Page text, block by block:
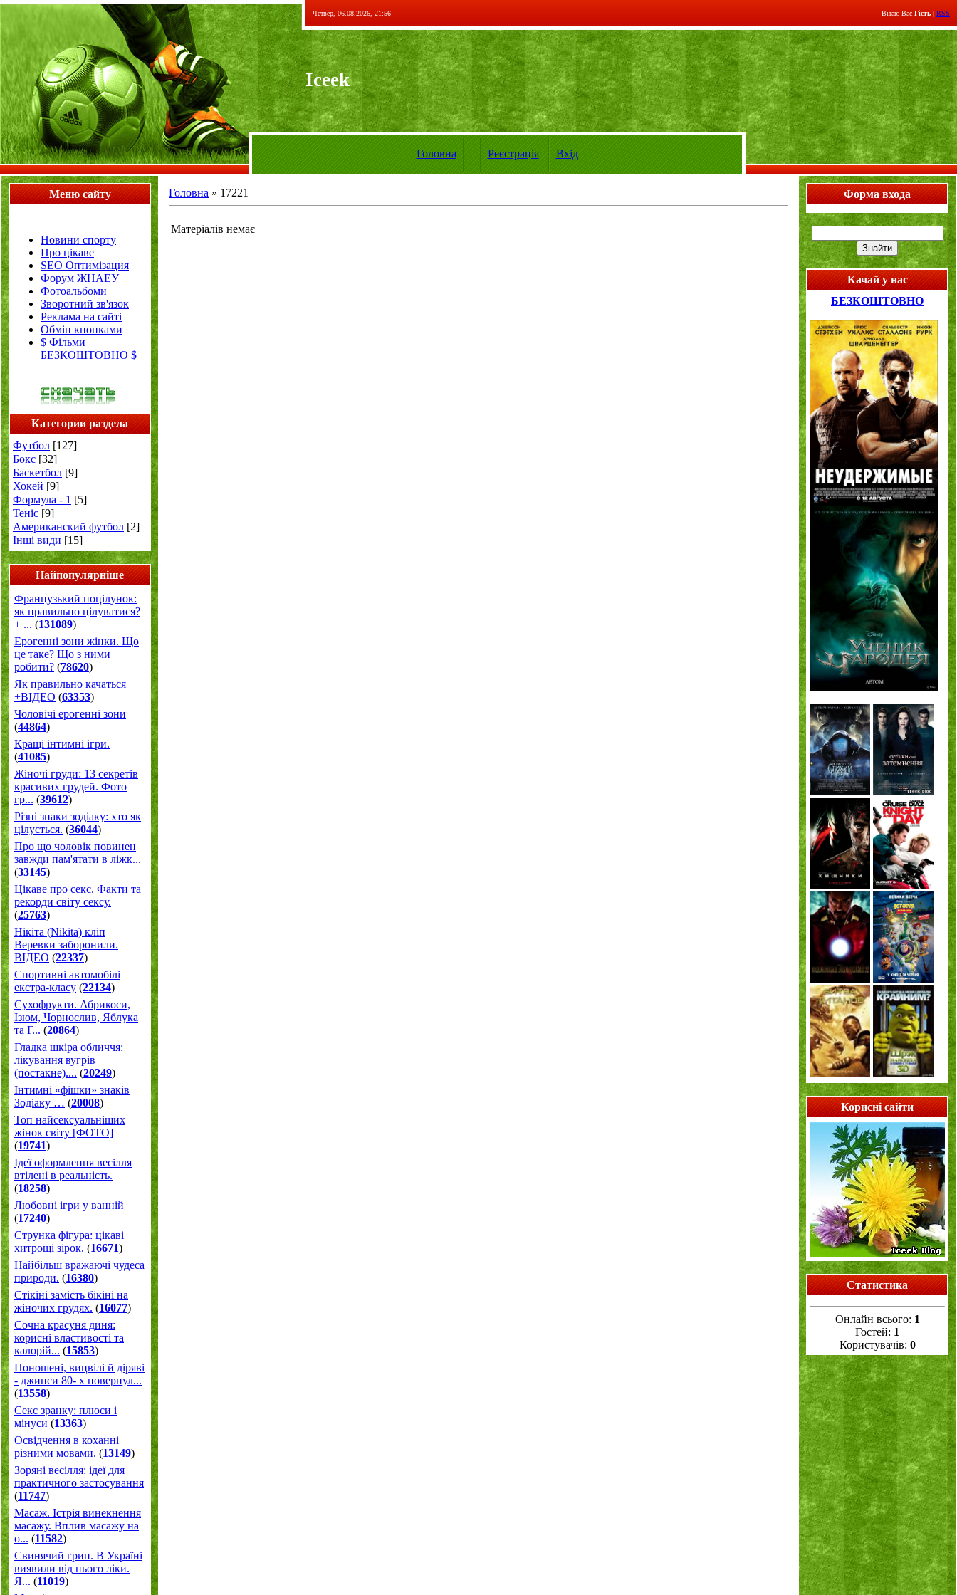
Четвер, 06.08.2026, 21:56 Вітаю Вас Гість | RSS
Iceek
Головна Реєстрація Вхід
Меню сайту
Новини спорту
Про цікаве
SEO Оптимізация
Форум ЖНАЕУ
Фотоальбоми
Зворотний зв'язок
Реклама на сайті
Обмін кнопками
$ Фільми
БЕЗКОШТОВНО $
Категории раздела
Футбол [127]
Бокс [32]
Баскетбол [9]
Хокей [9]
Формула - 1 [5]
Теніс [9]
Американский футбол [2]
Інші види [15]
Найпопулярніше
Французький поцілунок:
як правильно цілуватися?
+ ... (131089)
Ерогенні зони жінки. Що
це таке? Що з ними
робити? (78620)
Як правильно качаться
+ВІДЕО (63353)
Чоловічі ерогенні зони
(44864)
Кращі інтимні ігри.
(41085)
Жіночі груди: 13 секретів
красивих грудей. Фото
гр... (39612)
Різні знаки зодіаку: хто як
цілується. (36044)
Про що чоловік повинен
завжди пам'ятати в ліжк...
(33145)
Цікаве про секс. Факти та
рекорди світу сексу.
(25763)
Нікіта (Nikita) кліп
Веревки заборонили.
ВІДЕО (22337)
Спортивні автомобілі
екстра-класу (22134)
Cухофрукти. Абрикоси,
Ізюм, Чорнослив, Яблука
та Г... (20864)
Гладка шкіра обличчя:
лікування вугрів
(постакне).... (20249)
Інтимні «фішки» знаків
Зодіаку … (20008)
Топ найсексуальніших
жінок світу [ФОТО]
(19741)
Ідеї оформлення весілля
втілені в реальність.
(18258)
Любовні ігри у ванній
(17240)
Струнка фігура: цікаві
хитрощі зірок. (16671)
Найбільш вражаючі чудеса
природи. (16380)
Стікіні замість бікіні на
жіночих грудях. (16077)
Сочна красуня диня:
корисні властивості та
калорій... (15853)
Поношені, вицвілі й діряві
- джинси 80- х повернул...
(13558)
Секс зранку: плюси і
мінуси (13363)
Освідчення в коханні
різними мовами. (13149)
Зоряні весілля: ідеї для
практичного застосування
(11747)
Масаж. Істрія винекнення
масажу. Вплив масажу на
о... (11582)
Свинячий грип. В Україні
виявили від нього ліки.
Я... (11019)
Головна » 17221
Матеріалів немає
Форма входа
Качай у нас
БЕЗКОШТОВНО
Корисні сайти
Статистика
Онлайн всього: 1
Гостей: 1
Користувачів: 0